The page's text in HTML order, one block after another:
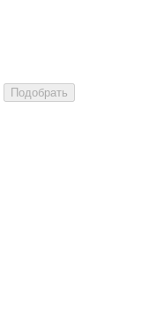
Подобрать